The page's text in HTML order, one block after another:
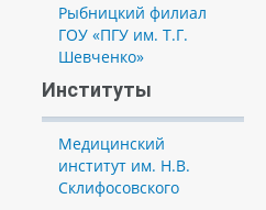
Рыбницкий филиал
ГОУ «ПГУ им. Т.Г.
Шевченко»
Институты
Медицинский
институт им. Н.В.
Склифосовского